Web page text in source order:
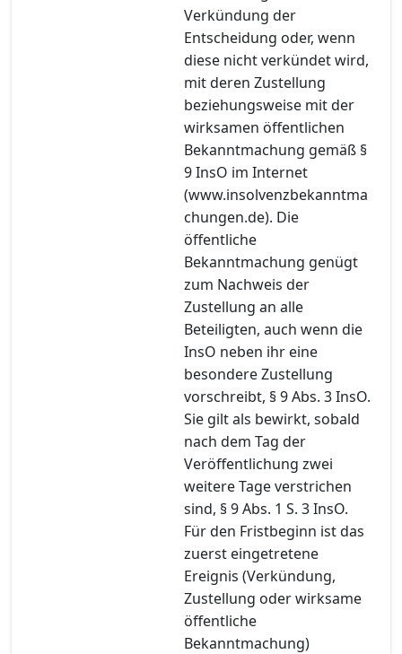
Verkündung der
Entscheidung oder, wenn
diese nicht verkündet wird,
mit deren Zustellung
beziehungsweise mit der
wirksamen öffentlichen
Bekanntmachung gemäß §
9 InsO im Internet
(www.insolvenzbekanntma
chungen.de). Die
öffentliche
Bekanntmachung genügt
zum Nachweis der
Zustellung an alle
Beteiligten, auch wenn die
InsO neben ihr eine
besondere Zustellung
vorschreibt, § 9 Abs. 3 InsO.
Sie gilt als bewirkt, sobald
nach dem Tag der
Veröffentlichung zwei
weitere Tage verstrichen
sind, § 9 Abs. 1 S. 3 InsO.
Für den Fristbeginn ist das
zuerst eingetretene
Ereignis (Verkündung,
Zustellung oder wirksame
öffentliche
Bekanntmachung)